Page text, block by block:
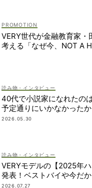
VERY世代が金融教育家・
考える「なぜ今、NOT A
読み物・インタビュー
40代で小説家になれたの
予定通りにいかなかった
みさん】
2026.05.30
読み物・インタビュー
VERYモデルの【2025年
発表！ベストバイや今だ
簿も大公開
2026.07.27